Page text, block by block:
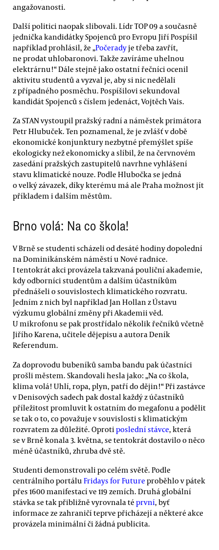
angažovanosti.
Další politici naopak slibovali. Lídr TOP 09 a současně
jednička kandidátky Spojenců pro Evropu Jiří Pospíšil
například prohlásil, že „Počeradyje třeba zavřít,
ne prodat uhlobaronovi. Takže zavíráme uhelnou
elektrárnu!“ Dále stejně jako ostatní řečníci ocenil
aktivitu studentů a vyzval je, aby si nic nedělali
z případného posměchu. Pospíšilovi sekundoval
kandidát Spojenců s číslem jedenáct, Vojtěch Vais.
Za STAN vystoupil pražský radní a náměstek primátora
Petr Hlubuček. Ten poznamenal, že je zvlášť v době
ekonomické konjunktury nezbytné přemýšlet spíše
ekologicky než ekonomicky a slíbil, že na červnovém
zasedání pražských zastupitelů navrhne vyhlášení
stavu klimatické nouze. Podle Hlubočka se jedná
o velký závazek, díky kterému má ale Praha možnost jít
příkladem i dalším městům.
Brno volá: Na co škola!
V Brně se studenti scházeli od desáté hodiny dopolední
na Dominikánském náměstí u Nové radnice.
I tentokrát akci provázela takzvaná pouliční akademie,
kdy odborníci studentům a dalším účastníkům
přednášeli o souvislostech klimatického rozvratu.
Jedním z nich byl například Jan Hollan z Ústavu
výzkumu globální změny při Akademii věd.
U mikrofonu se pak prostřídalo několik řečníků včetně
Jiřího Karena, učitele dějepisu a autora Deník
Referendum.
Za doprovodu bubeníků samba bandu pak účastníci
prošli městem. Skandovali hesla jako: „Na co škola,
klima volá! Uhlí, ropa, plyn, patří do dějin!“ Při zastávce
v Denisových sadech pak dostal každý z účastníků
příležitost promluvit k ostatním do megafonu a podělit
se tak o to, co považuje v souvislosti s klimatickým
rozvratem za důležité. Oproti poslední stávce, která
se v Brně konala 3. května, se tentokrát dostavilo o něco
méně účastníků, zhruba dvě stě.
Studenti demonstrovali po celém světě. Podle
centrálního portálu Fridays for Future proběhlo v pátek
přes 1600 manifestací ve 119 zemích. Druhá globální
stávka se tak přibližně vyrovnala té první, byť
informace ze zahraničí teprve přicházejí a některé akce
provázela minimální či žádná publicita.